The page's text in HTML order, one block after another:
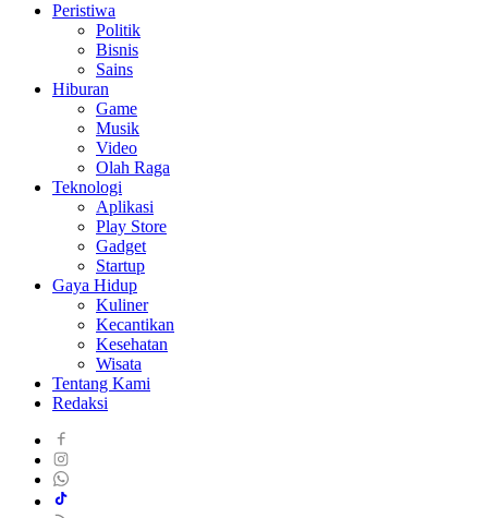
Peristiwa
Politik
Bisnis
Sains
Hiburan
Game
Musik
Video
Olah Raga
Teknologi
Aplikasi
Play Store
Gadget
Startup
Gaya Hidup
Kuliner
Kecantikan
Kesehatan
Wisata
Tentang Kami
Redaksi